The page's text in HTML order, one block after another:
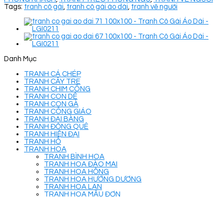
Tags: tranh cô gái tranh cô gái áo dài tranh vẽ người
Danh Mục
TRANH CÁ CHÉP
TRANH CÂY TRE
TRANH CHIM CÔNG
TRANH CON DÊ
TRANH CON GÀ
TRANH CÔNG GIÁO
TRANH ĐẠI BÀNG
TRANH ĐỒNG QUÊ
TRANH HIỆN ĐẠI
TRANH HỔ
TRANH HOA
TRANH BÌNH HOA
TRANH HOA ĐÀO MAI
TRANH HOA HỒNG
TRANH HOA HƯỚNG DƯƠNG
TRANH HOA LAN
TRANH HOA MẪU ĐƠN